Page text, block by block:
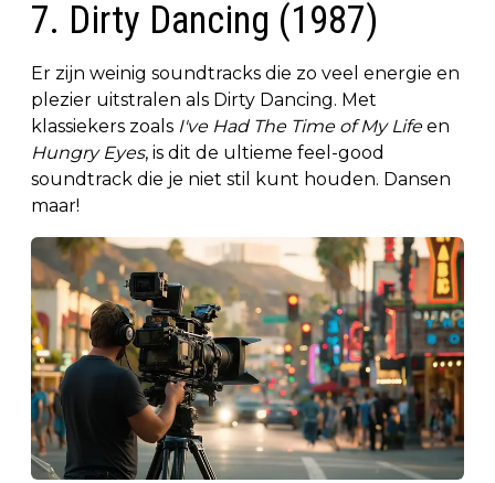
7. Dirty Dancing (1987)
Er zijn weinig soundtracks die zo veel energie en
plezier uitstralen als Dirty Dancing. Met
klassiekers zoals I've Had The Time of My Lifeen
Hungry Eyes, is dit de ultieme feel-good
soundtrack die je niet stil kunt houden. Dansen
maar!